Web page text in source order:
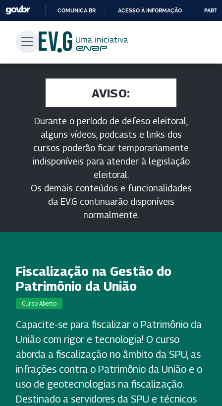
PARA
CONTEÚDO
COMUNICA BR ACESSO À INFORMAÇÃO
AVISO:
Durante o período de defeso eleitoral,
alguns vídeos, podcasts e links dos
cursos poderão ficar temporariamente
indisponíveis para atender à legislação
eleitoral.
Os demais conteúdos e funcionalidades
da EV.G continuarão disponíveis
normalmente.
Fiscalização na Gestão do
Patrimônio da União
Curso Aberto
Capacite-se para fiscalizar o Patrimônio da
União com rigor e tecnologia! O curso
aborda a fiscalização no âmbito da SPU, as
infrações contra o Patrimônio da União e o
uso de geotecnologias na fiscalização.
Destinado a servidores da SPU e técnicos